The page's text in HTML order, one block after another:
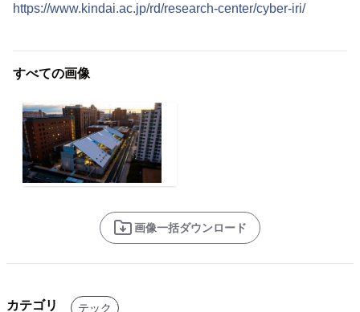
https://www.kindai.ac.jp/rd/research-center/cyber-iri/
すべての画像
画像一括ダウンロード
カテゴリ テック